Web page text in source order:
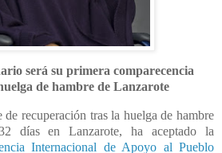
será su primera comparecencia
de hambre de Lanzarote
recuperación tras la huelga de hambre
días en Lanzarote, ha aceptado la
Internacional de Apoyo al Pueblo